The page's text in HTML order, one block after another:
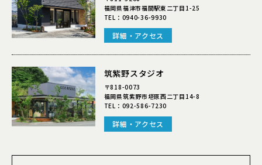
福岡県福津市福間駅東二丁目1-25
TEL： 0940-36-9930
詳細・アクセス
筑紫野スタジオ
〒818-0073
福岡県筑紫野市塔原西二丁目14-8
TEL： 092-586-7230
詳細・アクセス